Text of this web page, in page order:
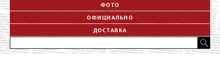
ФОТО
ОФИЦИАЛЬНО
ДОСТАВКА